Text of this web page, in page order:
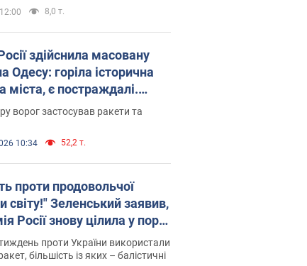
8,0 т.
здійснила масовану
Одесу: горіла історична
міста, є постраждалі.
відео
ворог застосував ракети та
10:34 52,2 т.
проти продовольчої
світу!" Зеленський заявив,
Росії знову цілила у порт
проти України використали
більшість із яких – балістичні